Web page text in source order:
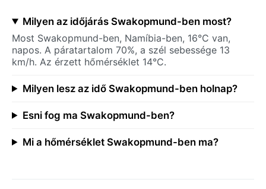
Milyen az időjárás Swakopmund-ben most?
Most Swakopmund-ben, Namíbia-ben, 16°C van,
napos. A páratartalom 70%, a szél sebessége 13
km/h. Az érzett hőmérséklet 14°C.
Milyen lesz az idő Swakopmund-ben holnap?
Esni fog ma Swakopmund-ben?
Mi a hőmérséklet Swakopmund-ben ma?